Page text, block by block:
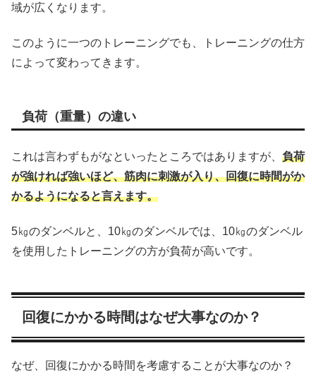
域が広くなります。
このように一つのトレーニングでも、トレーニングの仕方
によって変わってきます。
負荷（重量）の違い
これは言わずもがなといったところではありますが、 負荷
が強ければ強いほど、筋肉に刺激が入り、回復に時間がか
かるようになると言えます。
5㎏のダンベルと、10㎏のダンベルでは、10㎏のダンベル
を使用したトレーニングの方が負荷が高いです。
回復にかかる時間はなぜ大事なのか？
なぜ、回復にかかる時間を考慮することが大事なのか？